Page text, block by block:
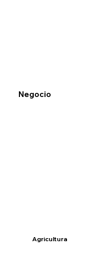
Negocio
Agricultura